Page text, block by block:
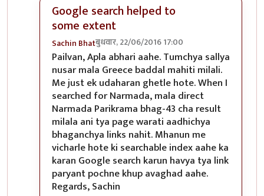
Google search helped to
some extent
Sachin Bhatबुधवार, 22/06/2016 17:00
In reply toटाईप "ग्रीस" इन रिप्लाय हिअर ऑर यू मे
Pailvan, Apla abhari aahe. Tumchya sallya
nusar mala Greece baddal mahiti milali.
Me just ek udaharan ghetle hote. When I
searched for Narmada, mala direct
Narmada Parikrama bhag-43 cha result
milala ani tya page warati aadhichya
bhaganchya links nahit. Mhanun me
vicharle hote ki searchable index aahe ka
karan Google search karun havya tya link
paryant pochne khup avaghad aahe.
Regards, Sachin